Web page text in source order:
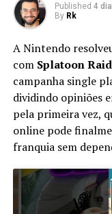
Among Us é um
jogadores. Um a
aleatoriamente
enquanto os outros
em um dos três
edifício-sede (Mira
(Polus).Os
no mapa na forma
trabalho de
impostores
misturar aos
capacidade de
Published 4
By Rk
A Nintendo
com Splatoon
campanha single
dividindo opiniões
pela primeira vez,
online pode
franquia sem